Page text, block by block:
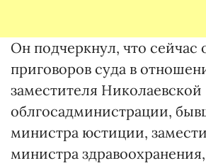
Он подчеркнул, что
приговоров суда в
заместителя Николаевской
облгосадминистрации,
министра юстиции,
министра